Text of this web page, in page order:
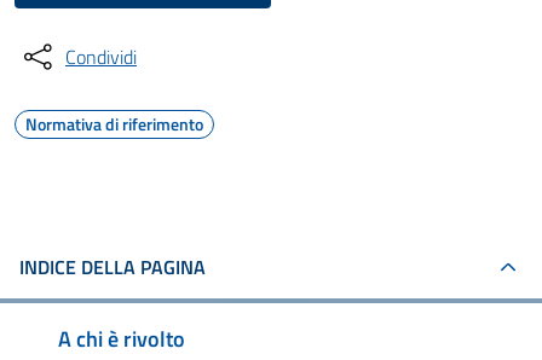
Condividi
Normativa di riferimento
INDICE DELLA PAGINA
A chi è rivolto